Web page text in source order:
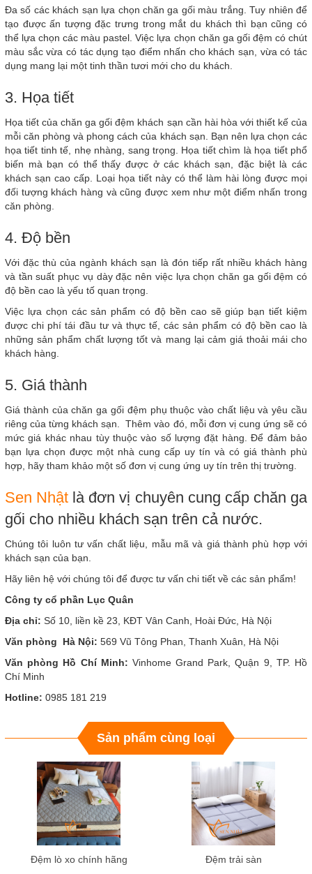
Đa số các khách sạn lựa chọn chăn ga gối màu trắng. Tuy nhiên để
tạo được ấn tượng đặc trưng trong mắt du khách thì bạn cũng có
thể lựa chọn các màu pastel. Việc lựa chọn chăn ga gối đệm có chút
màu sắc vừa có tác dụng tạo điểm nhấn cho khách sạn, vừa có tác
dụng mang lại một tinh thần tươi mới cho du khách.
3. Họa tiết
Họa tiết của chăn ga gối đệm khách sạn cần hài hòa với thiết kế của
mỗi căn phòng và phong cách của khách sạn. Bạn nên lựa chọn các
họa tiết tinh tế, nhẹ nhàng, sang trọng. Họa tiết chìm là họa tiết phổ
biến mà bạn có thể thấy được ở các khách sạn, đặc biệt là các
khách sạn cao cấp. Loại họa tiết này có thể làm hài lòng được mọi
đối tượng khách hàng và cũng được xem như một điểm nhấn trong
căn phòng.
4. Độ bền
Với đặc thù của ngành khách sạn là đón tiếp rất nhiều khách hàng
và tần suất phục vụ dày đặc nên việc lựa chọn chăn ga gối đệm có
độ bền cao là yếu tố quan trọng.
Việc lựa chọn các sản phẩm có độ bền cao sẽ giúp bạn tiết kiệm
được chi phí tái đầu tư và thực tế, các sản phẩm có độ bền cao là
những sản phẩm chất lượng tốt và mang lại cảm giá thoải mái cho
khách hàng.
5. Giá thành
Giá thành của chăn ga gối đệm phụ thuộc vào chất liệu và yêu cầu
riêng của từng khách sạn. Thêm vào đó, mỗi đơn vị cung ứng sẽ có
mức giá khác nhau tùy thuộc vào số lượng đặt hàng. Để đảm bảo
bạn lựa chọn được một nhà cung cấp uy tín và có giá thành phù
hợp, hãy tham khảo một số đơn vị cung ứng uy tín trên thị trường.
Sen Nhật là đơn vị chuyên cung cấp chăn ga
gối cho nhiều khách sạn trên cả nước.
Chúng tôi luôn tư vấn chất liệu, mẫu mã và giá thành phù hợp với
khách sạn của bạn.
Hãy liên hệ với chúng tôi để được tư vấn chi tiết về các sản phẩm!
Công ty cổ phần Lục Quân
Địa chỉ: Số 10, liền kề 23, KĐT Vân Canh, Hoài Đức, Hà Nội
Văn phòng Hà Nội: 569 Vũ Tông Phan, Thanh Xuân, Hà Nội
Văn phòng Hồ Chí Minh: Vinhome Grand Park, Quận 9, TP. Hồ
Chí Minh
Hotline: 0985 181 219
Sản phẩm cùng loại
Đệm lò xo chính hãng Đệm trải sàn